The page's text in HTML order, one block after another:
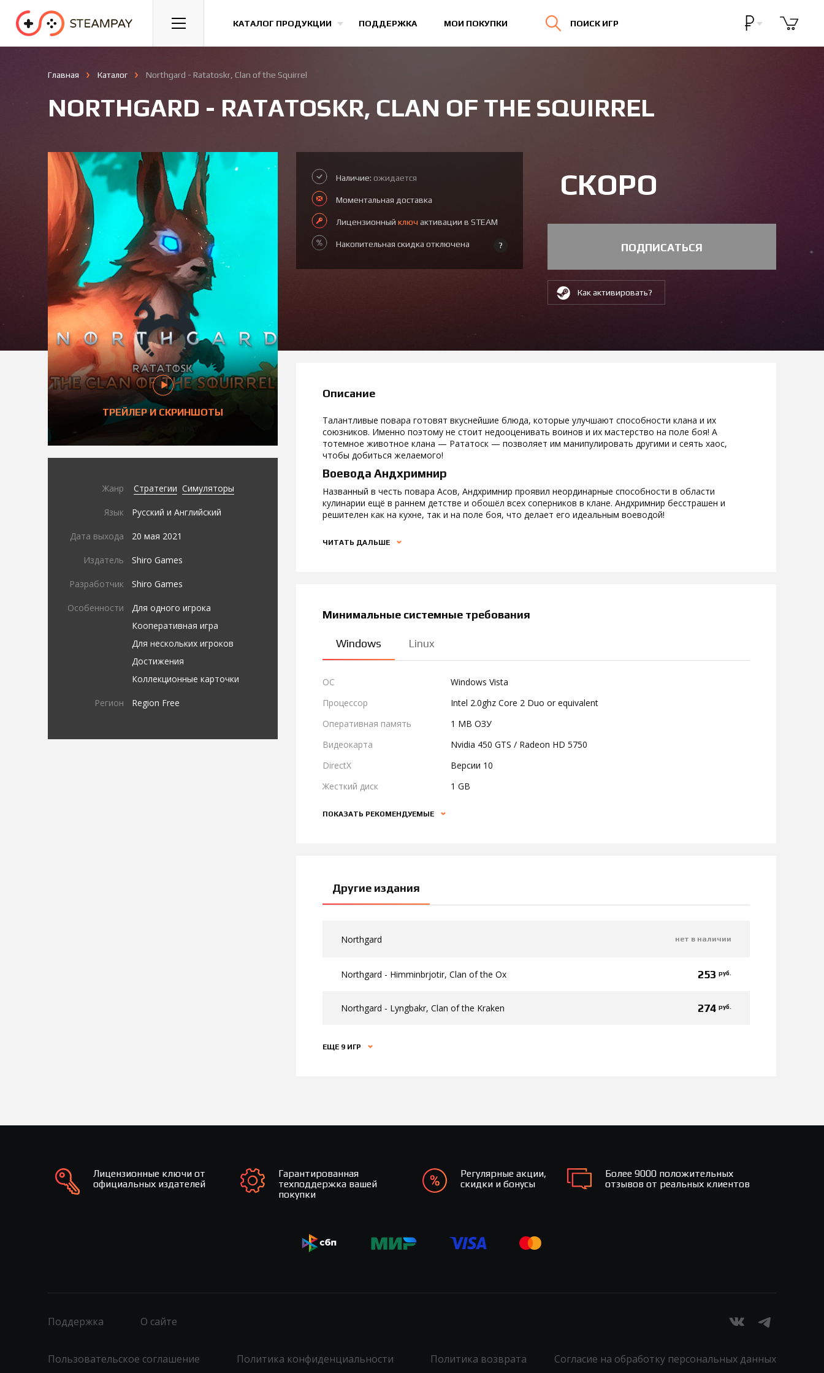
КАТАЛОГ ПРОДУКЦИИ ПОДДЕРЖКА МОИ ПОКУПКИ ПОИСК ИГР
Спорт Гонки Казуальные Все игры
Главная Каталог Northgard - Ratatoskr, Clan of the Squirrel
NORTHGARD - RATATOSKR, CLAN OF THE SQUIRREL
ТРЕЙЛЕР И СКРИНШОТЫ
Жанр Стратегии Симуляторы
Язык Русский и Английский
Дата выхода 20 мая 2021
Издатель Shiro Games
Разработчик Shiro Games
Особенности
Для одного игрока
Кооперативная игра
Для нескольких игроков
Достижения
Коллекционные карточки
Регион Region Free
Наличие: ожидается
Моментальная доставка
Лицензионный ключ активации в STEAM
Накопительная скидка отключена ?
СКОРО
ПОДПИСАТЬСЯ
Как активировать?
Описание
Талантливые повара готовят вкуснейшие блюда, которые улучшают способности клана и их
союзников. Именно поэтому не стоит недооценивать воинов и их мастерство на поле боя! А
тотемное животное клана — Рататоск — позволяет им манипулировать другими и сеять хаос,
чтобы добиться желаемого!
Воевода Андхримнир
Названный в честь повара Асов, Андхримнир проявил неординарные способности в области
кулинарии ещё в раннем детстве и обошёл всех соперников в клане. Андхримнир бесстрашен и
решителен как на кухне, так и на поле боя, что делает его идеальным воеводой!
ЧИТАТЬ ДАЛЬШЕ
Минимальные системные требования
Windows Linux
ОС
Windows Vista
Процессор
Intel 2.0ghz Core 2 Duo or equivalent
Оперативная память
1 MB ОЗУ
Видеокарта
Nvidia 450 GTS / Radeon HD 5750
DirectX
Версии 10
Жесткий диск
1 GB
ПОКАЗАТЬ РЕКОМЕНДУЕМЫЕ
Другие издания
Northgard нет в наличии
Northgard - Himminbrjotir, Clan of the Ox 253 руб.
Northgard - Lyngbakr, Clan of the Kraken 274 руб.
ЕЩЕ 9 ИГР
Лицензионные ключи от
официальных издателей
Гарантированная
техподдержка вашей
покупки
Регулярные акции,
скидки и бонусы
Более 9000 положительных
отзывов от реальных клиентов
Поддержка О сайте
Пользовательское соглашение Политика конфиденциальности Политика возврата Согласие на обработку персональных данных